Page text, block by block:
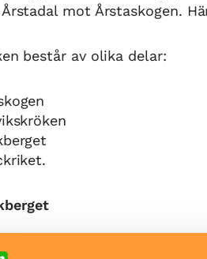
mot Årstaskogen.
består av olika delar:
i Årstaberg finns